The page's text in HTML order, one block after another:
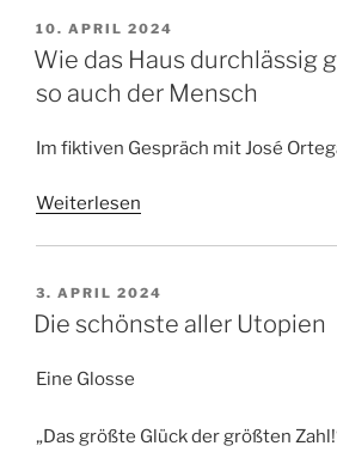
VERÖFFENTLICHT
AM
10. APRIL 2024
Wie das Haus durchlässig
so auch der Mensch
Im fiktiven Gespräch mit José
Weiterlesen
VERÖFFENTLICHT
AM
3. APRIL 2024
Die schönste aller Utopien
Eine Glosse
„Das größte Glück der größten